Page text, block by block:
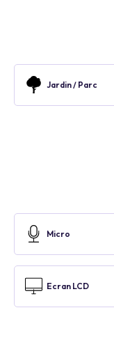
Jardin / Parc
Micro
Ecran LCD